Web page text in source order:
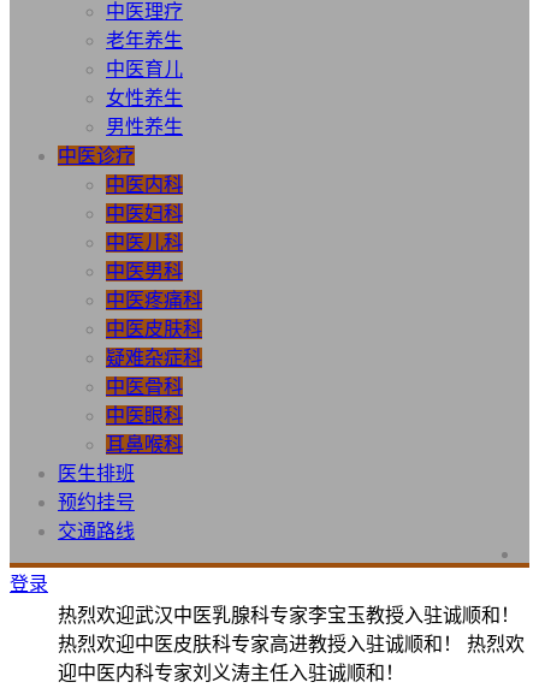
中医理疗
老年养生
中医育儿
女性养生
男性养生
中医诊疗
中医内科
中医妇科
中医儿科
中医男科
中医疼痛科
中医皮肤科
疑难杂症科
中医骨科
中医眼科
耳鼻喉科
医生排班
预约挂号
交通路线
登录
热烈欢迎武汉中医乳腺科专家李宝玉教授入驻诚顺和！
热烈欢迎中医皮肤科专家高进教授入驻诚顺和！ 热烈欢
迎中医内科专家刘义涛主任入驻诚顺和！